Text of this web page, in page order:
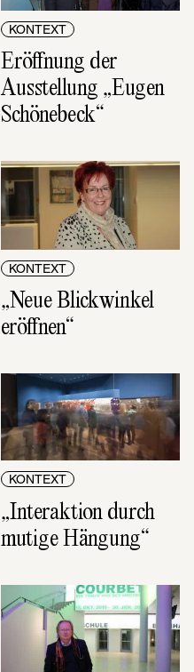
KONTEXT
Eröffnung der
Ausstellung „Eugen
Schönebeck“
KONTEXT
„Neue Blickwinkel
eröffnen“
KONTEXT
„Interaktion durch
mutige Hängung“